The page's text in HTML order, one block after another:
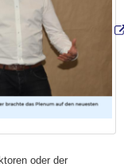
oder der